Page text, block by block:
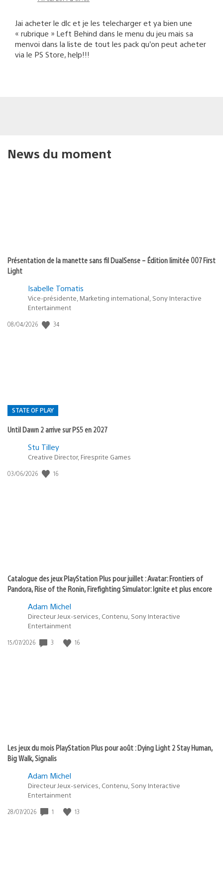
Jai acheter le dlc et je les telecharger et ya bien une
« rubrique » Left Behind dans le menu du jeu mais sa
menvoi dans la liste de tout les pack qu’on peut acheter
via le PS Store, help!!!
News du moment
Présentation de la manette sans fil DualSense – Édition limitée 007 First
Light
Isabelle Tomatis
Vice-présidente, Marketing international, Sony Interactive
Entertainment
Date
08/04/2026 34
STATE OF PLAY
Until Dawn 2 arrive sur PS5 en 2027
Postée
:
Stu Tilley
Creative Director, Firesprite Games
Date
03/06/2026 16
Catalogue des jeux PlayStation Plus pour juillet : Avatar: Frontiers of
Pandora, Rise of the Ronin, Firefighting Simulator: Ignite et plus encore
Adam Michel
Directeur Jeux-services, Contenu, Sony Interactive
Entertainment
Date
15/07/2026 3 16
Les jeux du mois PlayStation Plus pour août : Dying Light 2 Stay Human,
Big Walk, Signalis
Adam Michel
Directeur Jeux-services, Contenu, Sony Interactive
Entertainment
Date
28/07/2026 1 13